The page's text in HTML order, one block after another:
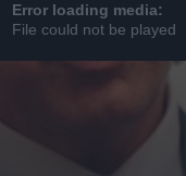
Error loading media:
File could not be played